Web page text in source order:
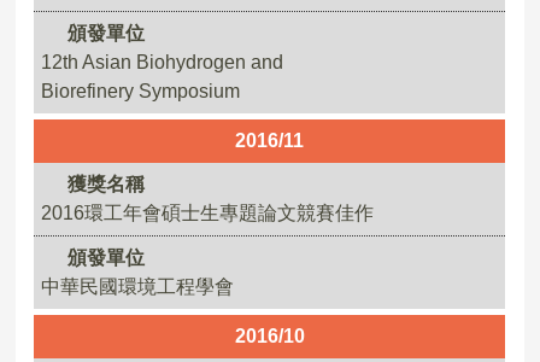
頒發單位
12th Asian Biohydrogen and
Biorefinery Symposium
2016/11
獲獎名稱
2016環工年會碩士生專題論文競賽佳作
頒發單位
中華民國環境工程學會
2016/10